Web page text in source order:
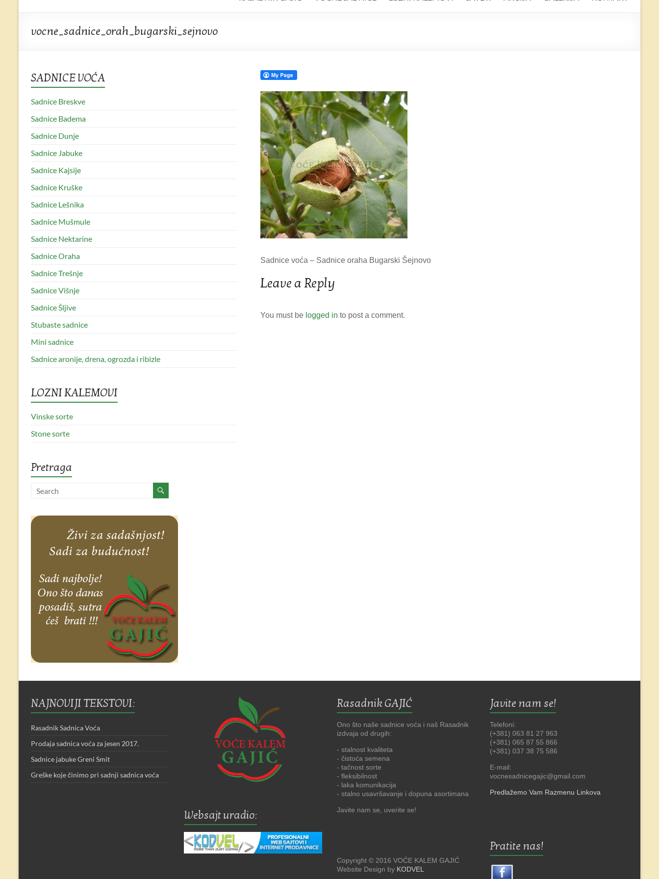
Rasadnik
voćne
u
Rasadniku
vocne_sadnice_orah_bugarski_sejnovo
Sadnice voća – Sadnice oraha Bugarski Šejnovo
Leave a Reply
You must be logged in to post a comment.
SADNICE VOĆA
Sadnice Breskve
Sadnice Badema
Sadnice Dunje
Sadnice Jabuke
Sadnice Kajsije
Sadnice Kruške
Sadnice Lešnika
Sadnice Mušmule
Sadnice Nektarine
Sadnice Oraha
Sadnice Trešnje
Sadnice Višnje
Sadnice Šljive
Stubaste sadnice
Mini sadnice
Sadnice aronije, drena, ogrozda i ribizle
LOZNI KALEMOVI
Vinske sorte
Stone sorte
Pretraga
NAJNOVIJI TEKSTOVI:
Rasadnik Sadnica Voća
Prodaja sadnica voća za jesen 2017.
Sadnice jabuke Greni Smit
Greške koje činimo pri sadnji sadnica voća
Websajt uradio:
Rasadnik GAJIĆ
Ono što naše sadnice voća i naš Rasadnik
izdvaja od drugih:
- stalnost kvaliteta
- čistoća semena
- tačnost sorte
- fleksibilnost
- laka komunikacija
- stalno usavršavanje i dopuna asortimana
Javite nam se, uverite se!
Copyright © 2016 VOĆE KALEM GAJIĆ
Website Design by KODVEL
Javite nam se!
Telefoni:
(+381) 063 81 27 963
(+381) 065 87 55 866
(+381) 037 38 75 586
E-mail:
vocnesadnicegajic@gmail.com
Predlažemo Vam Razmenu Linkova
Pratite nas!